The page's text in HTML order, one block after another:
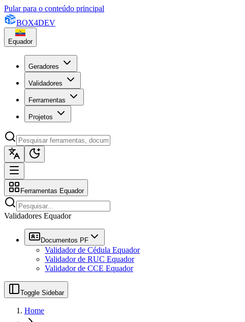
Pular para o conteúdo principal
BOX4DEV
Equador
Geradores
Validadores
Ferramentas
Projetos
Ferramentas Equador
Validadores Equador
Documentos PF
Validador de Cédula Equador
Validador de RUC Equador
Validador de CCE Equador
Toggle Sidebar
Home